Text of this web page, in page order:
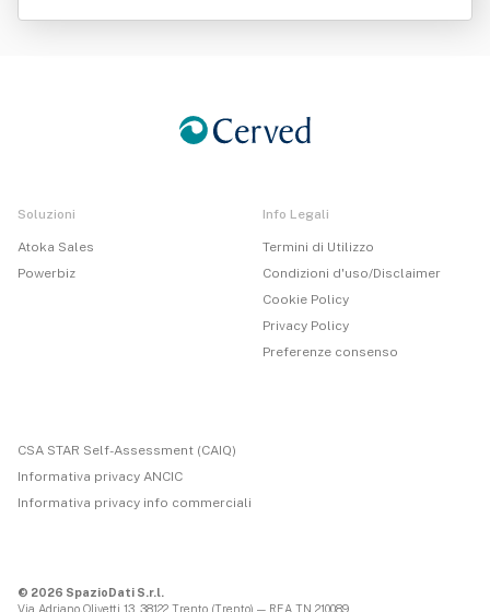
Soluzioni
Atoka Sales
Powerbiz
Info Legali
Termini di Utilizzo
Condizioni d'uso/Disclaimer
Cookie Policy
Privacy Policy
Preferenze consenso
CSA STAR Self-Assessment (CAIQ)
Informativa privacy ANCIC
Informativa privacy info commerciali
© 2026 SpazioDati S.r.l.
Via Adriano Olivetti 13, 38122 Trento (Trento) — REA TN 210089